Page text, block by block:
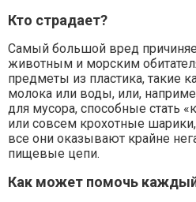
Кто страдает?
Самый большой вред
животным и морским
предметы из пластика, такие
молока или воды, или,
для мусора, способные стать
или совсем крохотные
все они оказывают крайне
пищевые цепи.
Как может помочь каждый